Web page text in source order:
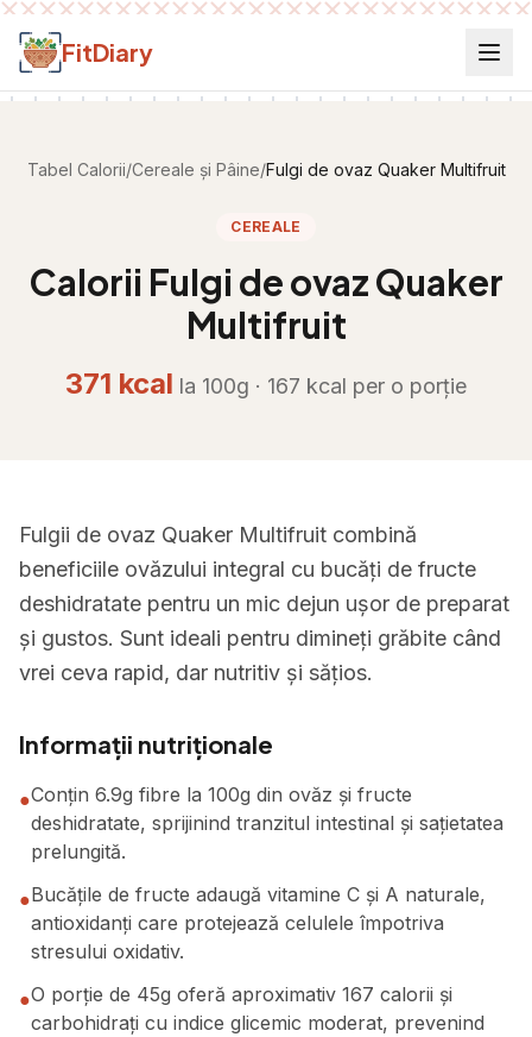
Salt la conținut
FitDiary
Tabel Calorii/Cereale și Pâine/Fulgi de ovaz Quaker Multifruit
CEREALE
Calorii Fulgi de ovaz Quaker
Multifruit
371 kcal la 100g · 167 kcal per o porție
Fulgii de ovaz Quaker Multifruit combină
beneficiile ovăzului integral cu bucăți de fructe
deshidratate pentru un mic dejun ușor de preparat
și gustos. Sunt ideali pentru dimineți grăbite când
vrei ceva rapid, dar nutritiv și sățios.
Informații nutriționale
●Conțin 6.9g fibre la 100g din ovăz și fructe
deshidratate, sprijinind tranzitul intestinal și sațietatea
prelungită.
●Bucățile de fructe adaugă vitamine C și A naturale,
antioxidanți care protejează celulele împotriva
stresului oxidativ.
●O porție de 45g oferă aproximativ 167 calorii și
carbohidrați cu indice glicemic moderat, prevenind